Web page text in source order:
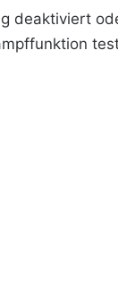
deaktiviert